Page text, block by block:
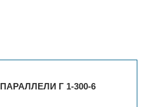
ПАРАЛЛЕЛИ Г 1-300-6